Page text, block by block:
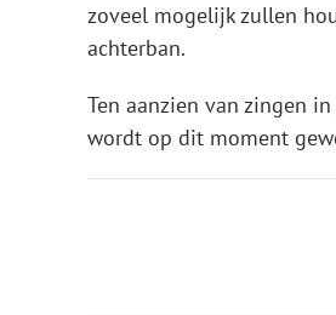
zoveel mogelijk zullen
achterban.
Ten aanzien van zingen
wordt op dit moment